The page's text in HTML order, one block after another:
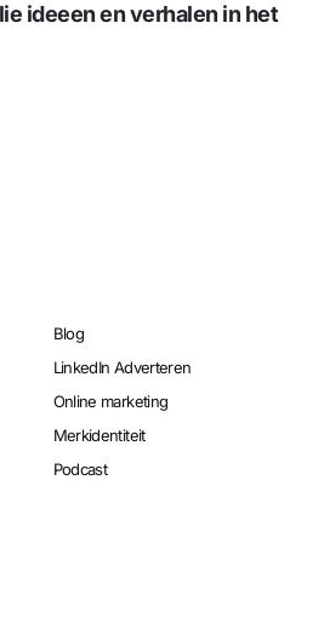
ideeen en verhalen in het
Blog
LinkedIn Adverteren
Online marketing
Merkidentiteit
Podcast